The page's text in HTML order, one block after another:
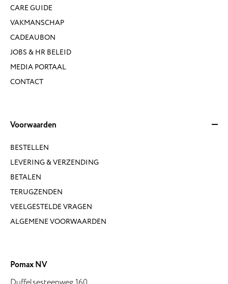
CARE GUIDE
VAKMANSCHAP
CADEAUBON
JOBS & HR BELEID
MEDIA PORTAAL
CONTACT
Voorwaarden
BESTELLEN
LEVERING & VERZENDING
BETALEN
TERUGZENDEN
VEELGESTELDE VRAGEN
ALGEMENE VOORWAARDEN
Pomax NV